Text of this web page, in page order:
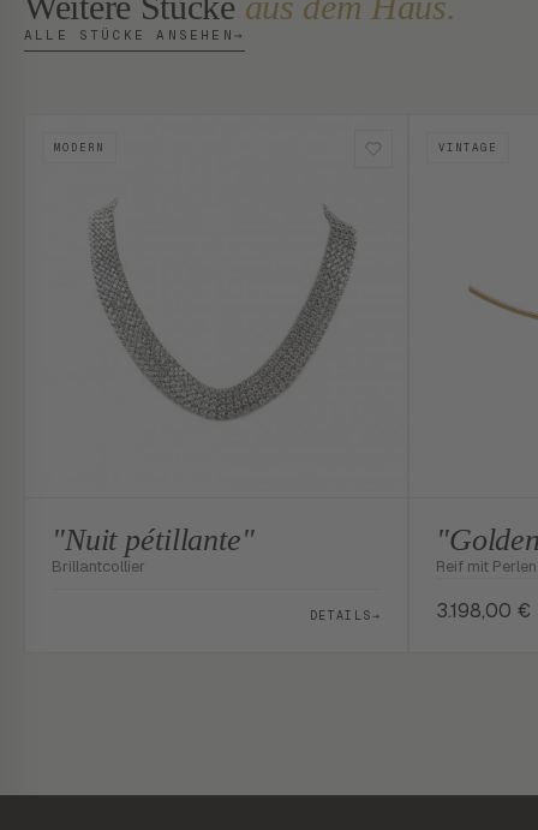
ALLE STÜCKE ANSEHEN →
MODERN
"Nuit pétillante"
Brillantcollier
DETAILS→
VINTAGE
Reif mit
3.198,00 €